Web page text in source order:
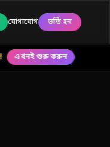
এখনই শুরু করুন
যোগাযোগ ভর্তি হন